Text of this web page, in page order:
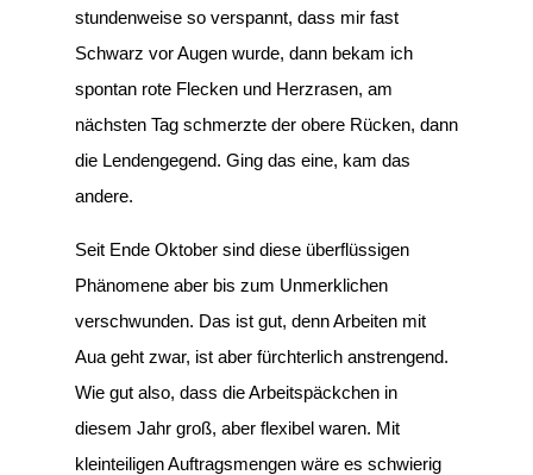
stundenweise so verspannt, dass mir fast
Schwarz vor Augen wurde, dann bekam ich
spontan rote Flecken und Herzrasen, am
nächsten Tag schmerzte der obere Rücken, dann
die Lendengegend. Ging das eine, kam das
andere.
Seit Ende Oktober sind diese überflüssigen
Phänomene aber bis zum Unmerklichen
verschwunden. Das ist gut, denn Arbeiten mit
Aua geht zwar, ist aber fürchterlich anstrengend.
Wie gut also, dass die Arbeitspäckchen in
diesem Jahr groß, aber flexibel waren. Mit
kleinteiligen Auftragsmengen wäre es schwierig